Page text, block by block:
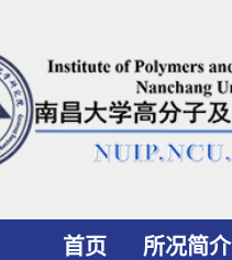
首页 所况简介